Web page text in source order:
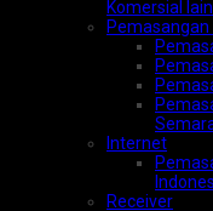
Komersial
Internet
Receiver